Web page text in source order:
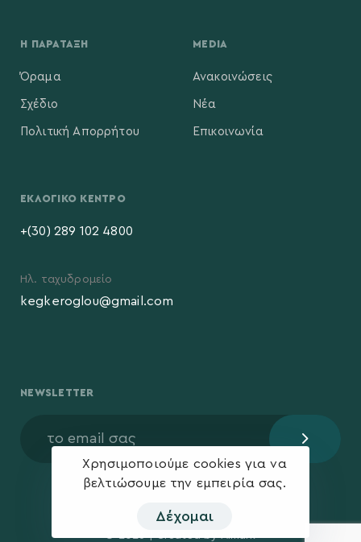
Η ΠΑΡΆΤΑΞΗ
Όραμα
Σχέδιο
Πολιτική Απορρήτου
MEDIA
Ανακοινώσεις
Νέα
Επικοινωνία
ΕΚΛΟΓΙΚΌ ΚΈΝΤΡΟ
+(30) 289 102 4800
Ηλ. ταχυδρομείο
kegkeroglou@gmail.com
NEWSLETTER
Χρησιμοποιούμε cookies για να
βελτιώσουμε την εμπειρία σας.
Δέχομαι